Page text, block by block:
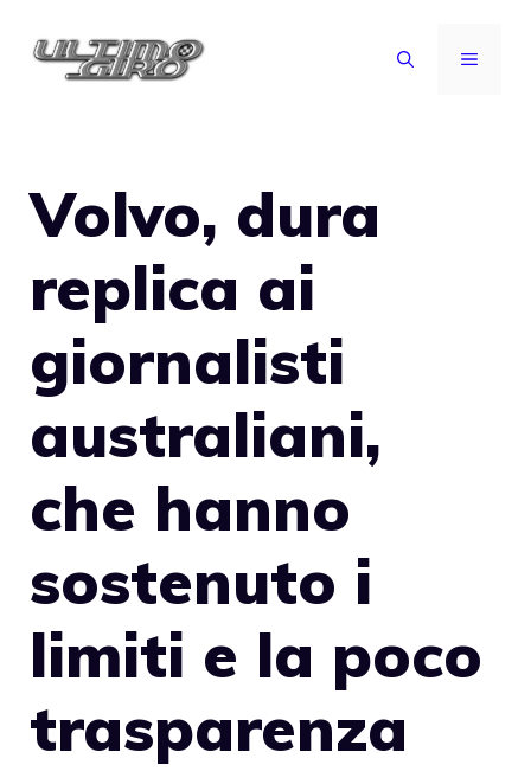
MENU
Volvo, dura
replica ai
giornalisti
australiani,
che hanno
sostenuto i
limiti e la poco
trasparenza